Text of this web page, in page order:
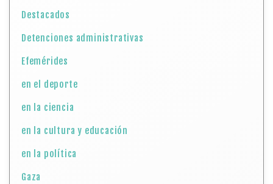
Destacados
Detenciones administrativas
Efemérides
en el deporte
en la ciencia
en la cultura y educación
en la política
Gaza